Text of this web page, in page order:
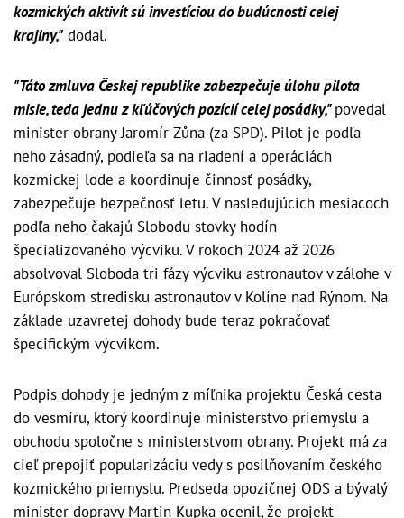
kozmických aktivít sú investíciou do budúcnosti celej
krajiny," dodal.
"Táto zmluva Českej republike zabezpečuje úlohu pilota
misie, teda jednu z kľúčových pozícií celej posádky,"povedal
minister obrany Jaromír Zůna (za SPD). Pilot je podľa
neho zásadný, podieľa sa na riadení a operáciách
kozmickej lode a koordinuje činnosť posádky,
zabezpečuje bezpečnosť letu. V nasledujúcich mesiacoch
podľa neho čakajú Slobodu stovky hodín
špecializovaného výcviku. V rokoch 2024 až 2026
absolvoval Sloboda tri fázy výcviku astronautov v zálohe v
Európskom stredisku astronautov v Kolíne nad Rýnom. Na
základe uzavretej dohody bude teraz pokračovať
špecifickým výcvikom.
Podpis dohody je jedným z míľnika projektu Česká cesta
do vesmíru, ktorý koordinuje ministerstvo priemyslu a
obchodu spoločne s ministerstvom obrany. Projekt má za
cieľ prepojiť popularizáciu vedy s posilňovaním českého
kozmického priemyslu. Predseda opozičnej ODS a bývalý
minister dopravy Martin Kupka ocenil, že projekt